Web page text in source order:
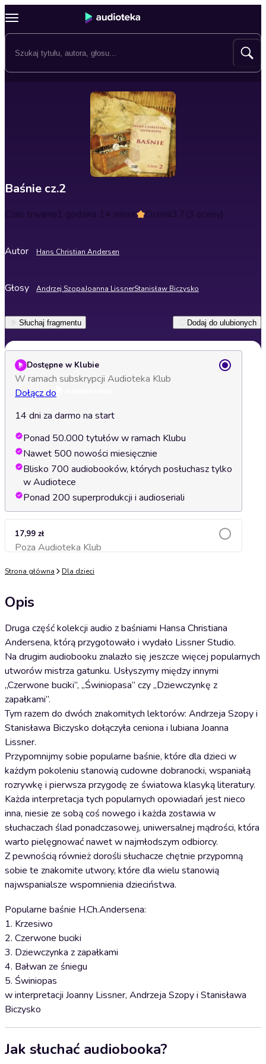
Baśnie cz.2
Czas trwania1 godzina 14 minut Ocena3.7(3 oceny)
Autor Hans Christian Andersen
Głosy Andrzej SzopaJoanna LissnerStanisław Biczysko
Słuchaj fragmentu Dodaj do ulubionych
Dostępne w Klubie
W ramach subskrypcji Audioteka Klub
Dołącz do
14 dni za darmo na start
Ponad 50.000 tytułów w ramach Klubu
Nawet 500 nowości miesięcznie
Blisko 700 audiobooków, których posłuchasz tylko
w Audiotece
Ponad 200 superprodukcji i audioseriali
17,99 zł
Poza Audioteka KlubDodaj do koszyka
Strona główna Dla dzieci
Opis
Druga część kolekcji audio z baśniami Hansa Christiana
Andersena, którą przygotowało i wydało Lissner Studio.
Na drugim audiobooku znalazło się jeszcze więcej popularnych
utworów mistrza gatunku. Usłyszymy między innymi
„Czerwone buciki”, „Świniopasa” czy „Dziewczynkę z
zapałkami”.
Tym razem do dwóch znakomitych lektorów: Andrzeja Szopy i
Stanisława Biczysko dołączyła ceniona i lubiana Joanna
Lissner.
Przypomnijmy sobie popularne baśnie, które dla dzieci w
każdym pokoleniu stanowią cudowne dobranocki, wspaniałą
rozrywkę i pierwsza przygodę ze światowa klasyką literatury.
Każda interpretacja tych popularnych opowiadań jest nieco
inna, niesie ze sobą coś nowego i każda zostawia w
słuchaczach ślad ponadczasowej, uniwersalnej mądrości, która
warto pielęgnować nawet w najmłodszym odbiorcy.
Z pewnością również dorośli słuchacze chętnie przypomną
sobie te znakomite utwory, które dla wielu stanowią
najwspanialsze wspomnienia dzieciństwa.
Popularne baśnie H.Ch.Andersena:
1. Krzesiwo
2. Czerwone buciki
3. Dziewczynka z zapałkami
4. Bałwan ze śniegu
5. Świniopas
w interpretacji Joanny Lissner, Andrzeja Szopy i Stanisława
Biczysko
Jak słuchać audiobooka?